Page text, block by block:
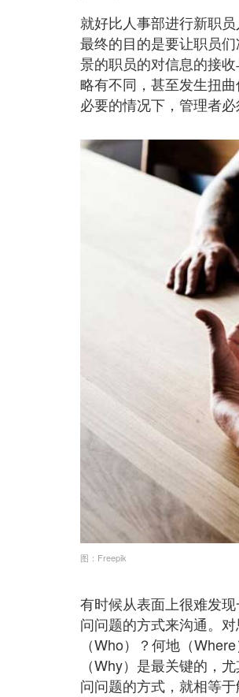
就好比人事部进行新职
最终的目的是要让职员
景的职员的对信息的接
略有不同，甚至发生扭
必要的情况下，管理者
图：Freepik
有时候从表面上很难发
问问题的方式来沟通。
（Who）？何地（
（Why）是最关键的，
问问题的方式，就相等